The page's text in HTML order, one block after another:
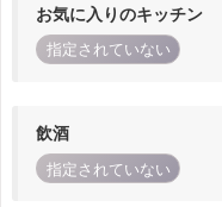
お気に入りのキッチン
指定されていない
飲酒
指定されていない